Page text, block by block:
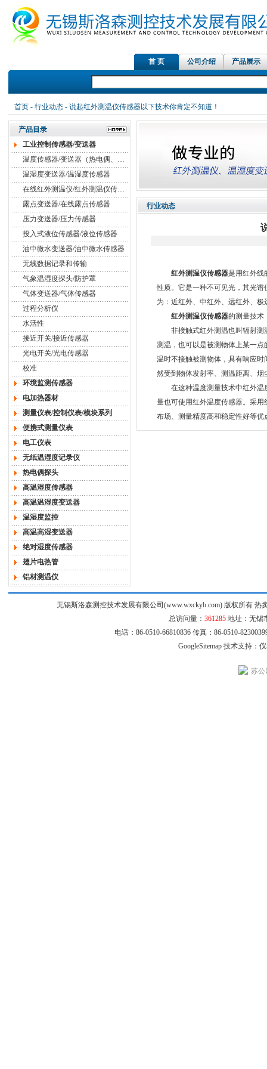
首 页 公司介绍 产品展示
首页- 行业动态- 说起红外测温仪传感器以下技术你肯定不知道！
产品目录
工业控制传感器/变送器
温度传感器/变送器（热电偶、热电阻）
温湿度变送器/温湿度传感器
在线红外测温仪/红外测温仪传感器
露点变送器/在线露点传感器
压力变送器/压力传感器
投入式液位传感器/液位传感器
油中微水变送器/油中微水传感器
无线数据记录和传输
气象温湿度探头/防护罩
气体变送器/气体传感器
过程分析仪
水活性
接近开关/接近传感器
光电开关/光电传感器
校准
环境监测传感器
电加热器材
测量仪表/控制仪表/模块系列
便携式测量仪表
电工仪表
无纸温湿度记录仪
热电偶探头
高温湿度传感器
高温温湿度变送器
温湿度监控
高温高湿变送器
绝对湿度传感器
翅片电热管
铝材测温仪
行业动态
红外测温仪传感器是用红外线
性质。它是一种不可见光，其光
为：近红外、中红外、远红外、
红外测温仪传感器的测量技术
非接触式红外测温也叫辐射测
测温，也可以是被测物体上某一
温时不接触被测物体，具有响应
然受到物体发射率、测温距离、
在这种温度测量技术中红外温
量也可使用红外温度传感器。采
布场、测量精度高和稳定性好等
无锡斯洛森测控技术发展有限公司(www.wxckyb.com) 版权所有
总访问量： 361285 地址：无锡
电话：86-0510-66810836 传真：86-0510-
GoogleSitemap 技术支持：
苏公